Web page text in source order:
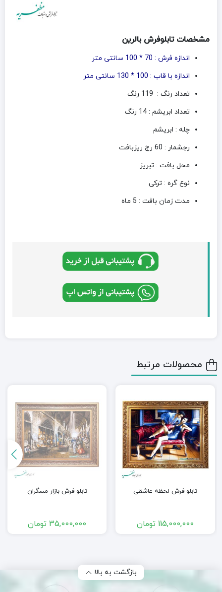
مشخصات تابلوفرش بالرین
اندازه فرش : 70 * 100 سانتی متر
اندازه با قاب : 100 * 130 سانتی متر
تعداد رنگ : 119 رنگ
تعداد ابریشم : 14 رنگ
چله : ابریشم
رجشمار : 60 رج ریزبافت
محل بافت : تبریز
نوع گره : ترکی
مدت زمان بافت : 5 ماه
محصولات مرتبط
تابلو فرش لحظه عاشقی
115,000,000 تومان
تابلو فرش بازار مسگران
35,000,000 تومان
بازگشت به بالا